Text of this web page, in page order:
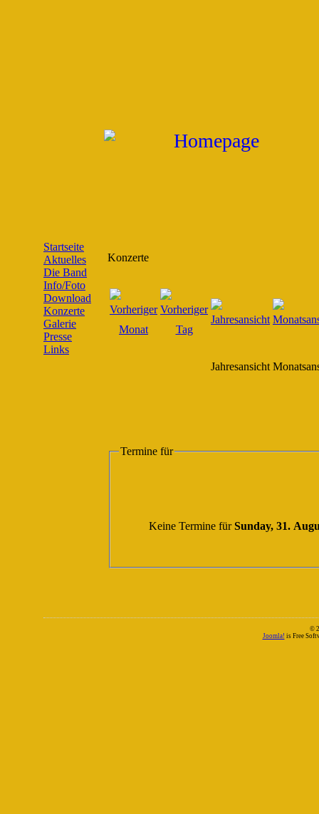
Startseite
Aktuelles
Die Band
Info/Foto
Download
Konzerte
Galerie
Presse
Links
Konzerte
Jahresansicht
Termine für
Keine Termine fürSunday, 31.
©
Joomla! is Free